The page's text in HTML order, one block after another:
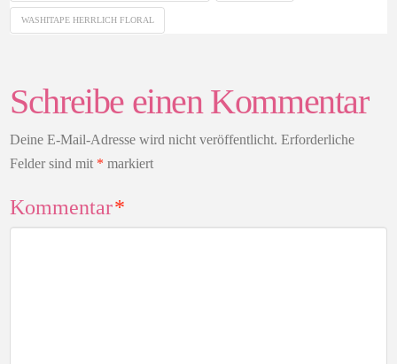
WASHITAPE HERRLICH FLORAL
Schreibe einen Kommentar
Deine E-Mail-Adresse wird nicht veröffentlicht. Erforderliche
Felder sind mit * markiert
Kommentar*